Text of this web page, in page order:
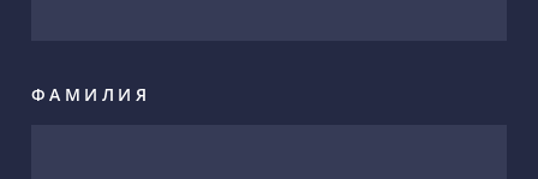
ФАМИЛИЯ